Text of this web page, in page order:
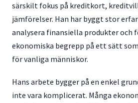
särskilt fokus på kreditkort,
jämförelser. Han har byggt stor
analysera finansiella produkter och
ekonomiska begrepp på ett sätt
för vanliga människor.
Hans arbete bygger på en enkel
inte vara komplicerat. Många